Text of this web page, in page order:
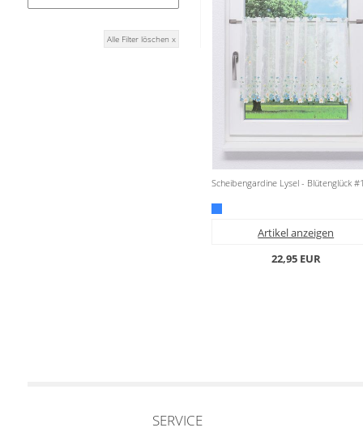
Stoffe
Panneaux
Alle Filter löschen x
Scheibengardine Lysel - Blütenglück
Artikel anzeigen
22,95 EUR
SERVICE